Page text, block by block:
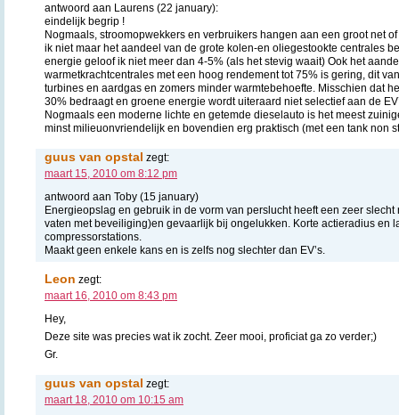
antwoord aan Laurens (22 january):
eindelijk begrip !
Nogmaals, stroomopwekkers en verbruikers hangen aan een groot net
ik niet maar het aandeel van de grote kolen-en oliegestookte centrales
energie geloof ik niet meer dan 4-5% (als het stevig waait) Ook het
warmetkrachtcentrales met een hoog rendement tot 75% is gering, dit
turbines en aardgas en zomers minder warmtebehoefte. Misschien dat
30% bedraagt en groene energie wordt uiteraard niet selectief aan de
Nogmaals een moderne lichte en getemde dieselauto is het meest
minst milieuonvriendelijk en bovendien erg praktisch (met een tank non
guus van opstal zegt:
maart 15, 2010 om 8:12 pm
antwoord aan Toby (15 january)
Energieopslag en gebruik in de vorm van perslucht heeft een zeer
vaten met beveiliging)en gevaarlijk bij ongelukken. Korte actieradius en
compressorstations.
Maakt geen enkele kans en is zelfs nog slechter dan EV’s.
Leon zegt:
maart 16, 2010 om 8:43 pm
Hey,
Deze site was precies wat ik zocht. Zeer mooi, proficiat ga zo verder;)
Gr.
guus van opstal zegt:
maart 18, 2010 om 10:15 am